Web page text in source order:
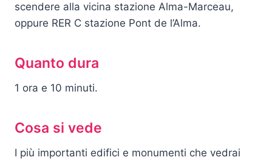
scendere alla vicina stazione Alma-Marceau,
oppure RER C stazione Pont de l’Alma.
Quanto dura
1 ora e 10 minuti.
Cosa si vede
I più importanti edifici e monumenti che vedrai